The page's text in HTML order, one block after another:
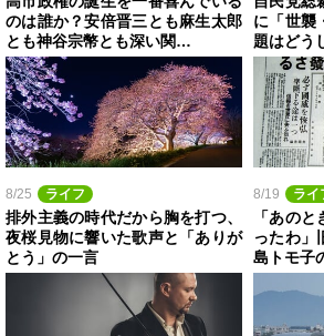
のは誰か？安倍晋三とも麻生太郎
とも神谷宗幣とも深い関…
に「世襲
題はどう
8/25 ライフ
排外主義の時代だから胸を打つ、
夜桜見物に響いた歌声と「ありが
とう」の一言
8/19 ライ
「あの
ったわ」
島トモ子